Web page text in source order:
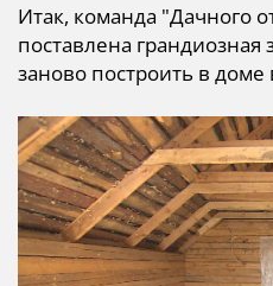
Итак, команда "Дачного
поставлена грандиозная
заново построить в доме